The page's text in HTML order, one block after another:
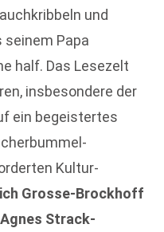
und
seinem Papa
half. Das Lesezelt
insbesondere der
ein begeistertes
Kultur-
Grosse-Brockhoff
Strack-